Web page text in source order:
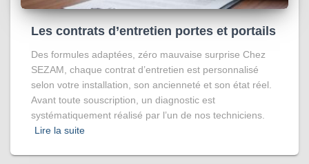
Les contrats d’entretien portes et portails
Des formules adaptées, zéro mauvaise surprise Chez
SEZAM, chaque contrat d’entretien est personnalisé
selon votre installation, son ancienneté et son état réel.
Avant toute souscription, un diagnostic est
systématiquement réalisé par l’un de nos techniciens.
Lire la suite